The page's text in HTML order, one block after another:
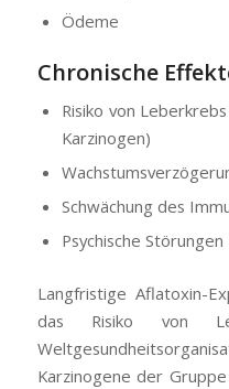
Ödeme
Chronische
Risiko von
Karzinogen)
Schwächung des
Psychische Störungen
Langfristige Aflatoxin-
das Risiko von
Karzinogene der